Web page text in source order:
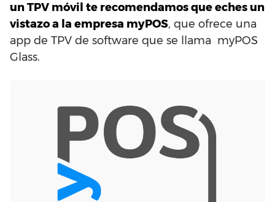
un TPV móvil te recomendamos que eches un
vistazo a la empresa myPOS, que ofrece una
app de TPV de software que se llama myPOS
Glass.